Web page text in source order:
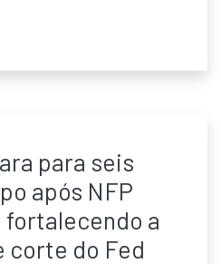
para seis
após NFP
fortalecendo a
corte do Fed